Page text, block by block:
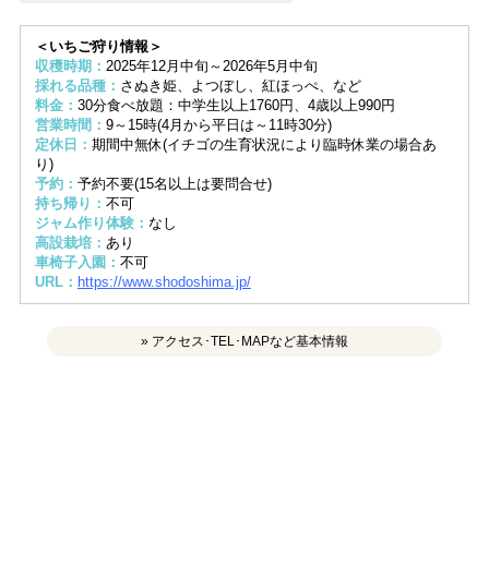
＜いちご狩り情報＞
収穫時期： 2025年12月中旬～2026年5月中旬
採れる品種： さぬき姫、よつぼし、紅ほっぺ、など
料金： 30分食べ放題：中学生以上1760円、4歳以上990円
営業時間： 9～15時(4月から平日は～11時30分)
定休日： 期間中無休(イチゴの生育状況により臨時休業の場合あ
り)
予約： 予約不要(15名以上は要問合せ)
持ち帰り： 不可
ジャム作り体験： なし
高設栽培： あり
車椅子入園： 不可
URL： https://www.shodoshima.jp/
» アクセス･TEL･MAPなど基本情報